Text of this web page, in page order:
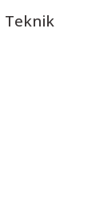
Teknik